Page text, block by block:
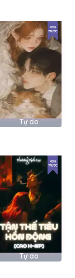
Tự do
Tự do